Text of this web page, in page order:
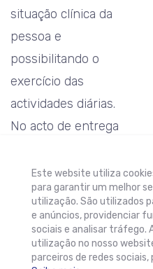
situação clínica da
pessoa e
possibilitando o
exercício das
actividades diárias.
No acto de entrega
Presidente do
Lions Clube,
Lurdes Ponte,
agradeceu a forma
generosa como a
Este website utiliza
para garantir um melhor
utilização. São utilizados
e anúncios, providenciar
sociais e analisar tráfego.
utilização no nosso
parceiros de redes sociais,